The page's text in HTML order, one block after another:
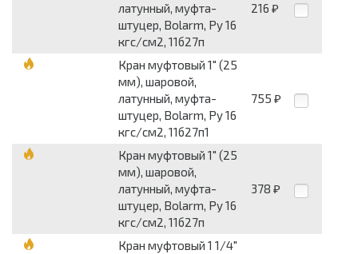
латунный, муфта-
штуцер, Bolarm, Py 16
кгс/см2, 11б27п
216 ₽
Кран муфтовый 1" (25
мм), шаровой,
латунный, муфта-
штуцер, Bolarm, Py 16
кгс/см2, 11б27п1
755 ₽
Кран муфтовый 1" (25
мм), шаровой,
латунный, муфта-
штуцер, Bolarm, Py 16
кгс/см2, 11б27п
378 ₽
Кран муфтовый 1 1/4"